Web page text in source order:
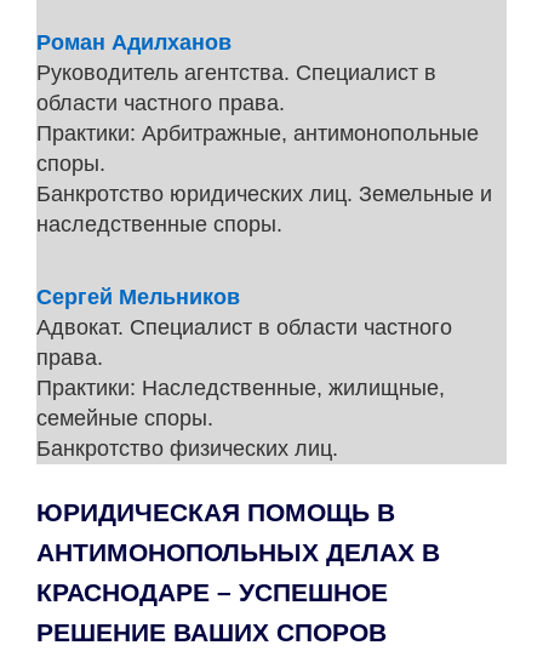
Роман Адилханов
Руководитель агентства. Специалист в
области частного права.
Практики: Арбитражные, антимонопольные
споры.
Банкротство юридических лиц. Земельные и
наследственные споры.
Сергей Мельников
Адвокат. Специалист в области частного
права.
Практики: Наследственные, жилищные,
семейные споры.
Банкротство физических лиц.
ЮРИДИЧЕСКАЯ ПОМОЩЬ В
АНТИМОНОПОЛЬНЫХ ДЕЛАХ В
КРАСНОДАРЕ – УСПЕШНОЕ
РЕШЕНИЕ ВАШИХ СПОРОВ